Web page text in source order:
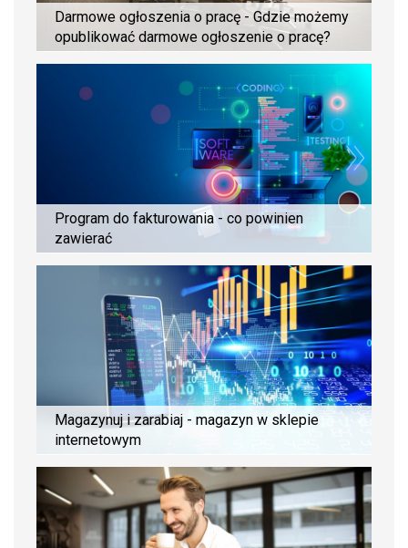
Darmowe ogłoszenia o pracę - Gdzie możemy
opublikować darmowe ogłoszenie o pracę?
Program do fakturowania - co powinien
zawierać
Magazynuj i zarabiaj - magazyn w sklepie
internetowym